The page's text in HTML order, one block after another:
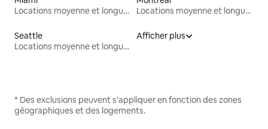
Locations moyenne et longue durée
Locations moyenne et longue durée
Seattle
Locations moyenne et longue durée
Afficher plus
* Des exclusions peuvent s'appliquer en fonction des zones
géographiques et des logements.